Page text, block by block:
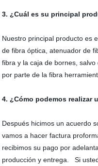
3. ¿Cuál es su principal
Nuestro principal producto es
de fibra óptica, atenuador de
fibra y la caja de bornes,
por parte de la fibra
4. ¿Cómo podemos realizar
Después hicimos un acuerdo
vamos a hacer factura
recibimos su pago por
producción y entrega. Si